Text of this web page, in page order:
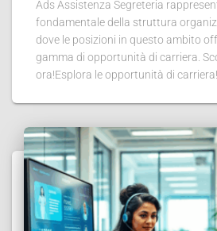
Ads Assistenza Segreteria
fondamentale della struttura
dove le posizioni in questo ambito
gamma di opportunità di carriera.
ora!Esplora le opportunità di carriera!